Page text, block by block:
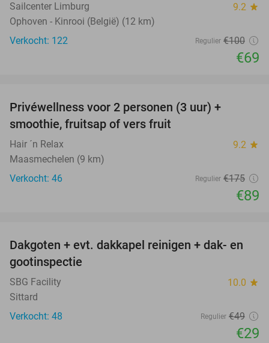
Sailcenter Limburg 9.2 star
Ophoven - Kinrooi (België) (12 km)
Verkocht: 122
Regulier €100
€69
Privéwellness voor 2 personen (3 uur) +
smoothie, fruitsap of vers fruit
Hair ´n Relax 9.2 star
Maasmechelen (9 km)
Verkocht: 46
Regulier €175
€89
41%
Dakgoten + evt. dakkapel reinigen + dak- en
gootinspectie
SBG Facility 10.0 star
Sittard
Verkocht: 48
Regulier €49
€29